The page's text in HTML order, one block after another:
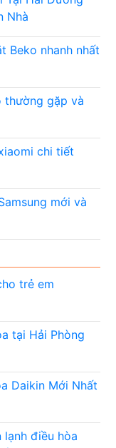
Nhà
Beko nhanh nhất
thường gặp và
chi tiết
mới và
trẻ em
tại Hải Phòng
Daikin Mới Nhất
lạnh điều hòa